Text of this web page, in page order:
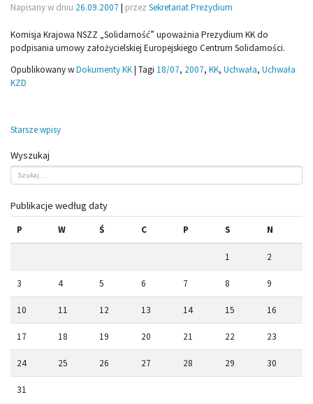
Napisany w dniu 26.09.2007 | przez Sekretariat Prezydium
Komisja Krajowa NSZZ „Solidarność” upoważnia Prezydium KK do
podpisania umowy założycielskiej Europejskiego Centrum Solidarności.
Opublikowany wDokumenty KK| Tagi 18/07, 2007, KK, Uchwała, Uchwała
KZD
Nawigacja
po
wpisach
Starsze wpisy
Wyszukaj
Publikacje według daty
P W Ś C P S N
1 2
3 4 5 6 7 8 9
10 11 12 13 14 15 16
17 18 19 20 21 22 23
24 25 26 27 28 29 30
31